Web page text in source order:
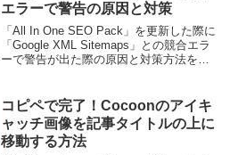
エラーで警告の原因と対策
「All In One SEO Pack」を更新した際に
「Google XML Sitemaps」との競合エラ
ーで警告が出た際の原因と対策方法を書
コピペで完了！Cocoonのアイキ
ャッチ画像を記事タイトルの上に
移動する方法